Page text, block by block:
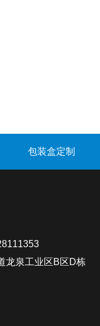
包装盒定制
龙泉工业区B区D栋